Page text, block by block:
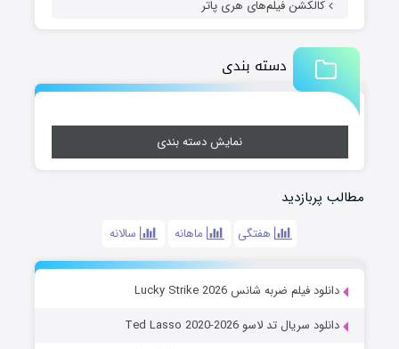
کالکشن فیلم‌های هری پاتر
دسته بندی
نمایش دسته بندی
مطالب پربازدید
هفتگی ماهانه سالانه
دانلود فیلم ضربه شانس Lucky Strike 2026
دانلود سریال تد لاسو Ted Lasso 2020-2026